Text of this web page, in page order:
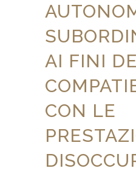
AI FINI
CON LE